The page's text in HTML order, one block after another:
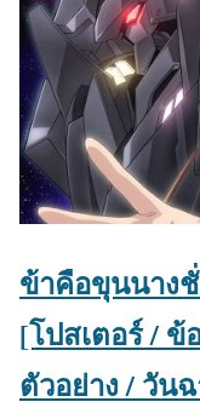
ข้าคือขุนนาง
[โปสเตอร์ / ข้
ตัวอย่าง / วัน